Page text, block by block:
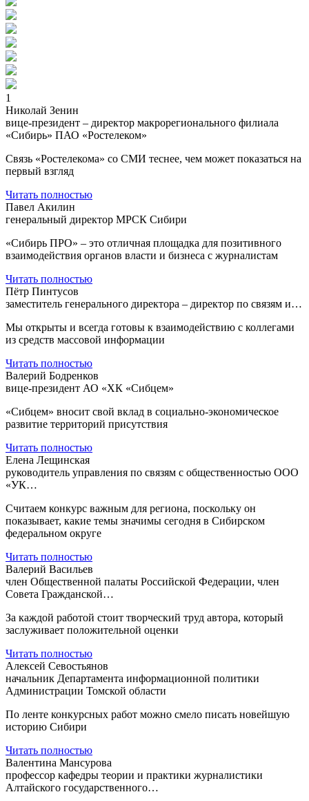
1
Николай Зенин
вице-президент – директор макрорегионального филиала
«Сибирь» ПАО «Ростелеком»
Связь «Ростелекома» со СМИ теснее, чем может показаться на
первый взгляд
Читать полностью
Павел Акилин
генеральный директор МРСК Сибири
«Сибирь ПРО» – это отличная площадка для позитивного
взаимодействия органов власти и бизнеса с журналистам
Читать полностью
Пётр Пинтусов
заместитель генерального директора – директор по связям и…
Мы открыты и всегда готовы к взаимодействию с коллегами
из средств массовой информации
Читать полностью
Валерий Бодренков
вице-президент АО «ХК «Сибцем»
«Сибцем» вносит свой вклад в социально-экономическое
развитие территорий присутствия
Читать полностью
Елена Лещинская
руководитель управления по связям с общественностью ООО
«УК…
Считаем конкурс важным для региона, поскольку он
показывает, какие темы значимы сегодня в Сибирском
федеральном округе
Читать полностью
Валерий Васильев
член Общественной палаты Российской Федерации, член
Совета Гражданской…
За каждой работой стоит творческий труд автора, который
заслуживает положительной оценки
Читать полностью
Алексей Севостьянов
начальник Департамента информационной политики
Администрации Томской области
По ленте конкурсных работ можно смело писать новейшую
историю Сибири
Читать полностью
Валентина Мансурова
профессор кафедры теории и практики журналистики
Алтайского государственного…